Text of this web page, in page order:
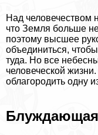
Над человечеством
что Земля больше
поэтому высшее
объединиться,
туда. Но все
человеческой
облагородить одну
Блуждающая